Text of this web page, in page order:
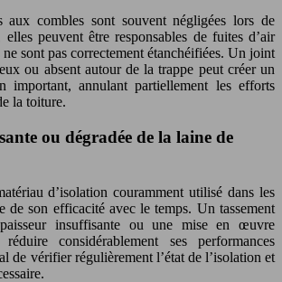
aux combles sont souvent négligées lors de
elles peuvent être responsables de fuites d’air
sont pas correctement étanchéifiées. Un joint
ou absent autour de la trappe peut créer un
important, annulant partiellement les efforts
la toiture.
ou dégradée de la laine de
d’isolation couramment utilisé dans les
de son efficacité avec le temps. Un tassement
insuffisante ou une mise en œuvre
considérablement ses performances
de vérifier régulièrement l’état de l’isolation et